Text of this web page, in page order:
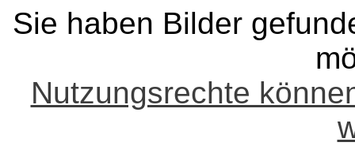
Sie haben Bilder
Nutzungsrechte